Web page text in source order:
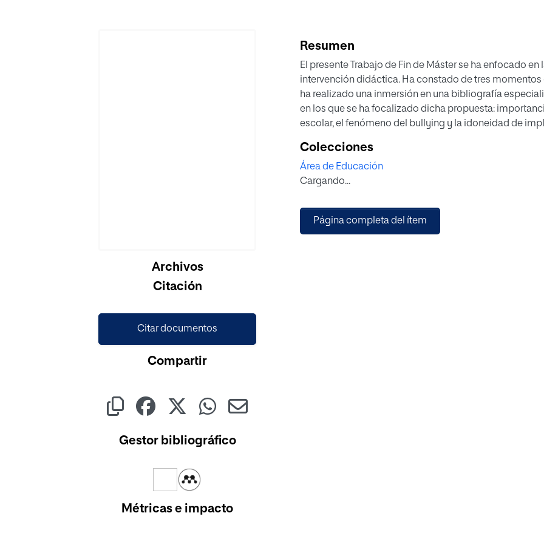
Archivos
Citación
Citar documentos
Compartir
Gestor bibliográfico
Métricas e impacto
Resumen
El presente Trabajo de Fin de Máster se ha enfocado
intervención didáctica. Ha constado de tres momentos
ha realizado una inmersión en una bibliografía
en los que se ha focalizado dicha propuesta:
escolar, el fenómeno del bullying y la idoneidad de
secuencias de películas, y el Topic-Based Method
este idioma a la vez que la motivación y el interés del
destinado a diseñar una propuesta didáctica en la que
metodología activa, participativa, apoyada en el
gamificación y en el uso de las TIC, con el objetivo de
Colecciones
Área de Educación
Cargando...
Página completa del ítem